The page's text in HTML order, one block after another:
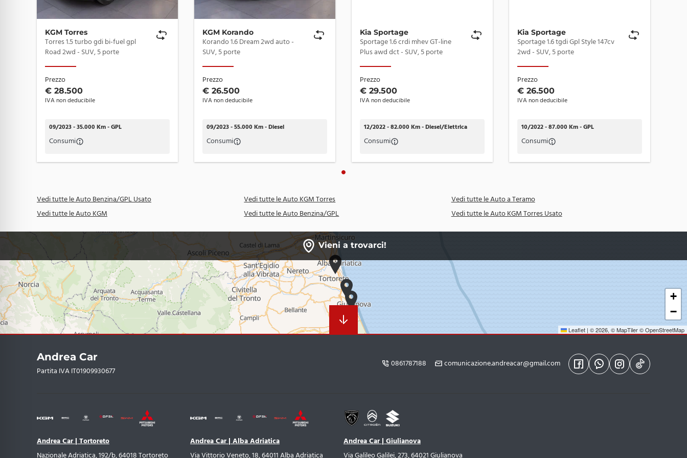
Leva in pelle
Linea di cintura cromata
Lkas (lane keeping assist)
Luci diurne a LED
Luci stop a LED
Montante "a" nero
Piano di carico rigido
Pomello cambio in pelle
Portaoggetti sotto il piano di carico
Presa 12v anteriore e nel bagagliaio
Proiettori anteriori a LED
Rctw (rear crosstraffic warning)
Retrovisori in tinta regolabili e ripiegabili elettricamente,
riscaldabili e con indicatori di direzione integrati a led
Ruotino di scorta con awd (t145/90 d16)
Schermo digitale 8" su tunnel per controllo
climatizzatore e altre funzioni veicolo
Sda (safety distance alert)
Sedile guida regolabile in altezza
Sedile lato guida con supporto lombare
Sedile posteriore divisibile (40/60) con schienale
regolabile
Sedili anteriori regolabili elettricamente e ventilati
Sedili anteriori riscaldabili
Sedili in pelle riscaldabili
Sensore luci e sensore pioggia
Sew (safety exit warning)
Smart audio 9" con connettività android e carplay ios, 6
Sterzo regolabile in altezza e profondità
TPMS (Sensore pressione pneumatici)
Tasca su schienale sedili anteriori
Tcs (traction control)
Telecamera posteriore
KGM Torres
Torres 1.5 turbo gdi bi-fuel gpl
Road 2wd - SUV, 5 porte
Prezzo
€ 28.500
IVA non deducibile
09/2023 - 35.000 Km - GPL
Consumi
KGM Korando
Korando 1.6 Dream 2wd auto -
SUV, 5 porte
Prezzo
€ 26.500
IVA non deducibile
09/2023 - 55.000 Km - Diesel
Consumi
Kia Sportage
Sportage 1.6 crdi mhev GT-line
Plus awd dct - SUV, 5 porte
Prezzo
€ 29.500
IVA non deducibile
12/2022 - 82.000 Km - Diesel/Elettrica
Consumi
Kia Sportage
Sportage 1.6 tgdi Gpl Style 147cv
2wd - SUV, 5 porte
Prezzo
€ 26.500
IVA non deducibile
10/2022 - 87.000 Km - GPL
Consumi
Vedi tutte le Auto Benzina/GPL Usato Vedi tutte le Auto KGM Torres
Vedi tutte le Auto a Teramo
Vedi tutte le Auto KGM
Vedi tutte le Auto Benzina/GPL Vedi tutte le Auto KGM Torres Usato
Vieni a trovarci!
+
−
Leaflet | © 2026, © MapTiler© OpenStreetMap
Andrea Car
Partita IVA IT01909930677
0861787188 comunicazione.andreacar@gmail.com
Andrea Car | Tortoreto
Nazionale Adriatica, 192/b, 64018 Tortoreto
Andrea Car | Alba Adriatica
Via Vittorio Veneto, 18, 64011 Alba Adriatica
Andrea Car | Giulianova
Via Galileo Galilei, 273, 64021 Giulianova